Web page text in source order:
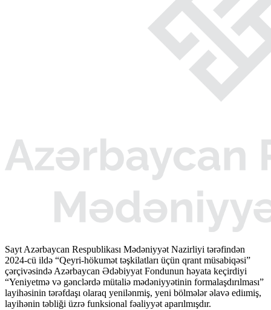
Sayt Azərbaycan Respublikası Mədəniyyət Nazirliyi tərəfindən
2024-cü ildə “Qeyri-hökumət təşkilatları üçün qrant müsabiqəsi”
çərçivəsində Azərbaycan Ədəbiyyat Fondunun həyata keçirdiyi
“Yeniyetmə və gənclərdə mütaliə mədəniyyətinin formalaşdırılması”
layihəsinin tərəfdaşı olaraq yenilənmiş, yeni bölmələr əlavə ediımiş,
layihənin təbliği üzrə funksional fəaliyyət aparılmışdır.